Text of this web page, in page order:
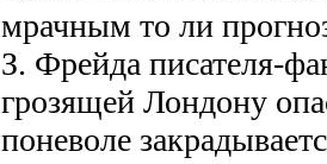
мрачным то ли
З. Фрейда писателя-
грозящей Лондону
поневоле